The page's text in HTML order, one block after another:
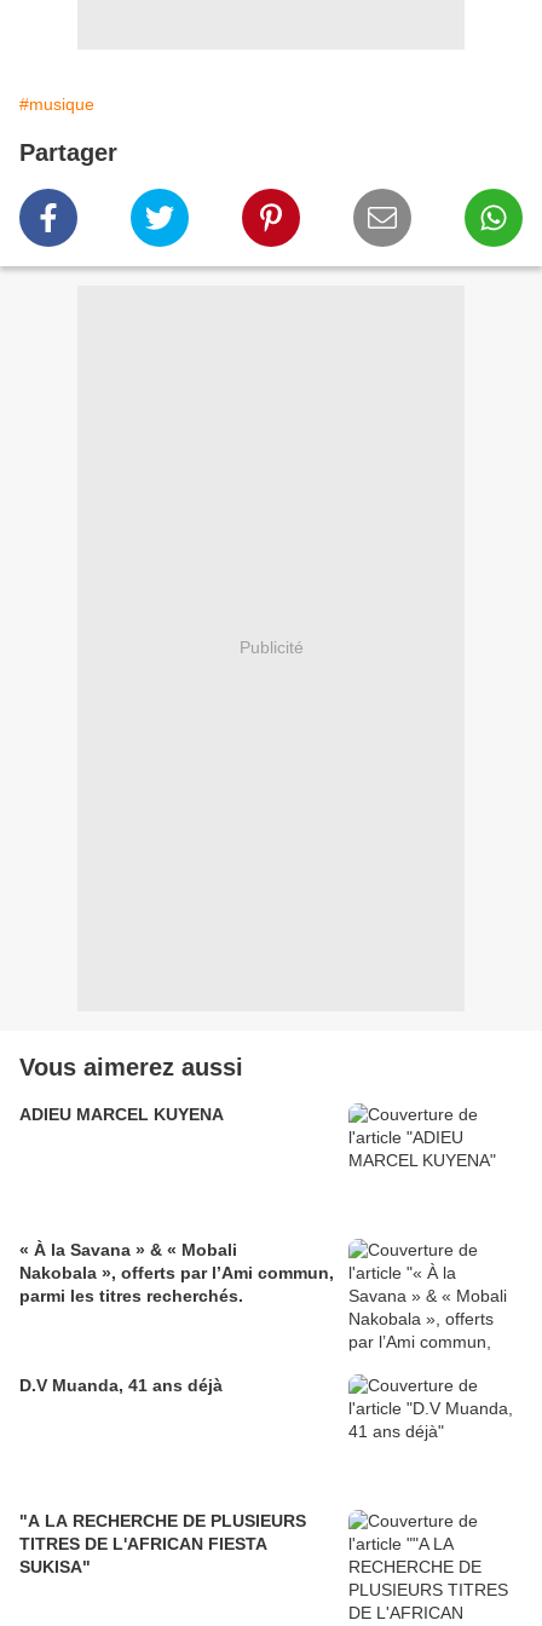
#musique
Partager
Publicité
Vous aimerez aussi
ADIEU MARCEL KUYENA
« À la Savana » & « Mobali
Nakobala », offerts par l’Ami commun,
parmi les titres recherchés.
D.V Muanda, 41 ans déjà
"A LA RECHERCHE DE PLUSIEURS
TITRES DE L'AFRICAN FIESTA
SUKISA"